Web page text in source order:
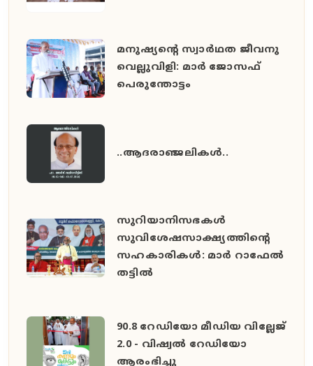
മനുഷ്യൻ്റെ സ്വാർഥത ജീവനു
വെല്ലുവിളി: മാർ ജോസഫ്
പെരുന്തോട്ടം
..ആദരാഞ്ജലികൾ..
സുറിയാനിസഭകൾ
സുവിശേഷസാക്ഷ്യത്തിൻ്റെ
സഹകാരികൾ: മാർ റാഫേൽ
തട്ടിൽ
90.8 റേഡിയോ മീഡിയ വില്ലേജ്
2.0 - വിഷ്വൽ റേഡിയോ
ആരംഭിച്ചു